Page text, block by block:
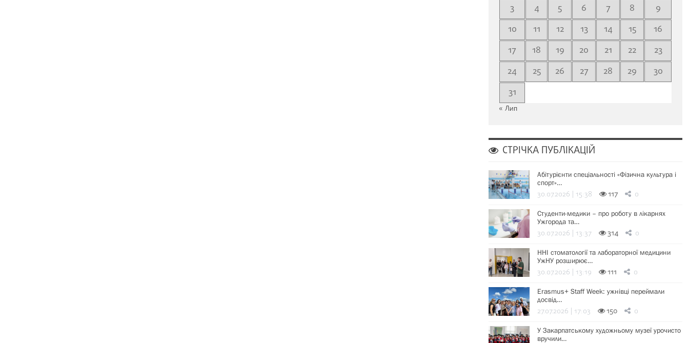
3
4 5 6 7 8
9
10
11 12 13 14 15
16
17
18 19 20 21 22
23
24
25 26 27 28 29
30
31
« Лип
СТРІЧКА ПУБЛІКАЦІЙ
Абітурієнти спеціальності «Фізична культура і
спорт»…
30.07.2026 | 15:38 117 0
Студенти-медики – про роботу в лікарнях
Ужгорода та…
30.07.2026 | 13:37 314 0
ННІ стоматології та лабораторної медицини
УжНУ розширює…
30.07.2026 | 13:19 111 0
Erasmus+ Staff Week: ужнівці переймали
досвід…
27.07.2026 | 17:03 150 0
У Закарпатському художньому музеї урочисто
вручили…